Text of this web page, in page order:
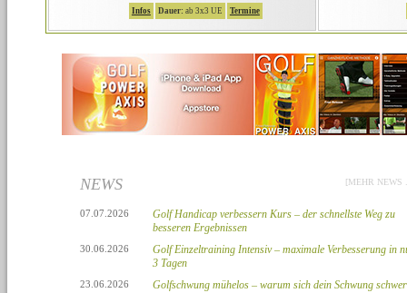
Infos Dauer: ab 3x3 UE Termine
NEWS [MEHR NEWS
07.07.2026
Golf Handicap verbessern Kurs – der schnellste Weg zu
besseren Ergebnissen
30.06.2026
Golf Einzeltraining Intensiv – maximale Verbesserung in
3 Tagen
23.06.2026
Golfschwung mühelos – warum sich dein Schwung schwer